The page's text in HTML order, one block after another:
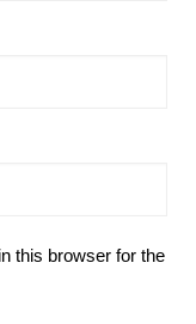
this browser for the